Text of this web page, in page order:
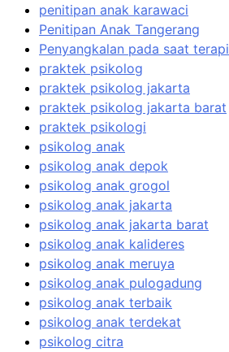
penitipan anak karawaci
Penitipan Anak Tangerang
Penyangkalan pada saat terapi
praktek psikolog
praktek psikolog jakarta
praktek psikolog jakarta barat
praktek psikologi
psikolog anak
psikolog anak depok
psikolog anak grogol
psikolog anak jakarta
psikolog anak jakarta barat
psikolog anak kalideres
psikolog anak meruya
psikolog anak pulogadung
psikolog anak terbaik
psikolog anak terdekat
psikolog citra